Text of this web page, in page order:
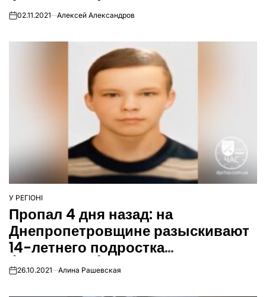
on02.11.2021 Алексей Александров
ОПУБЛІКУВАТИ
У
У РЕГІОНІ
Пропал 4 дня назад: на
Днепропетровщине разыскивают
14-летнего подростка
(Обновлено)
on26.10.2021 Алина Рашевская